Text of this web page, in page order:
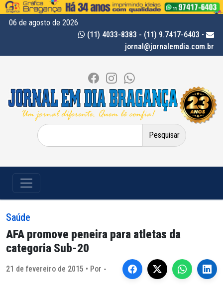
06 de agosto de 2026
(11) 4033-8383 - (11) 9.7417-6403 -
jornal@jornalemdia.com.br
Pesquisar
por:
Saúde
AFA promove peneira para atletas da
categoria Sub-20
21 de fevereiro de 2015 • Por -